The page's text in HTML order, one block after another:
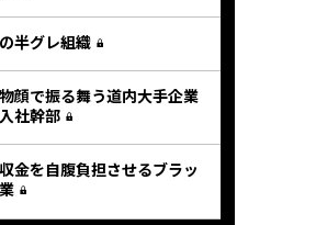
半グレ組織
顔で振る舞う道内大手企業
社幹部
金を自腹負担させるブラッ